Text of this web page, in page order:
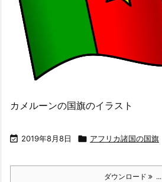
カメルーンの国旗のイラスト
 2019年8月8日  アフリカ諸国の国旗
ダウンロード ...